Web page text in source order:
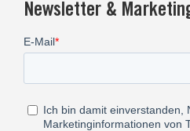
Newsletter &